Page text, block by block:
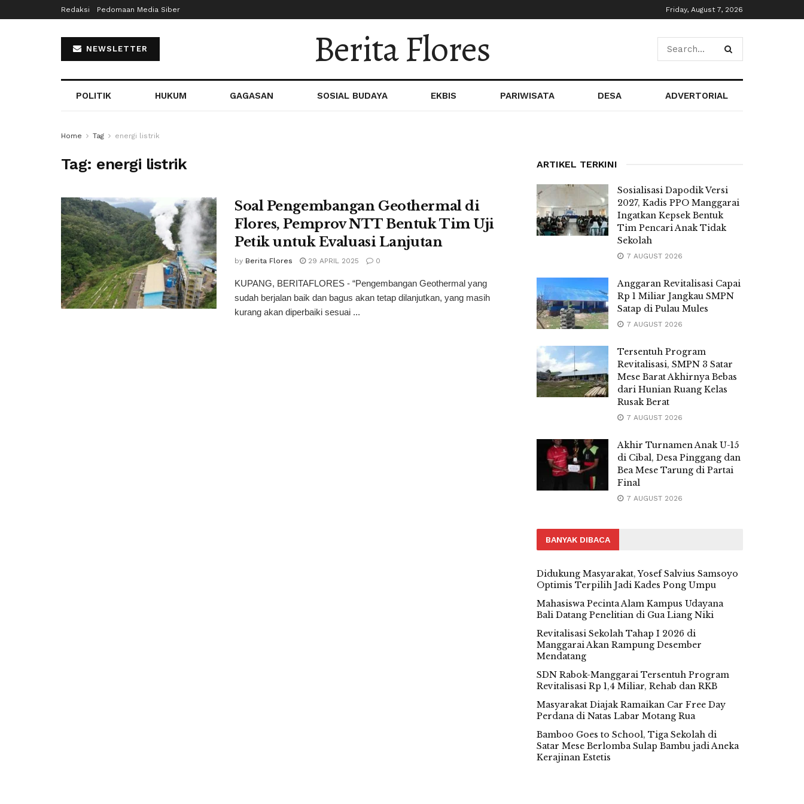
Redaksi Pedomaan Media Siber Friday, August 7, 2026
NEWSLETTER Berita Flores
POLITIK HUKUM GAGASAN SOSIAL BUDAYA EKBIS PARIWISATA DESA ADVERTORIAL
Home Tag energi listrik
Tag: energi listrik
Soal Pengembangan Geothermal di
Flores, Pemprov NTT Bentuk Tim Uji
Petik untuk Evaluasi Lanjutan
by Berita Flores 29 APRIL 2025 0
KUPANG, BERITAFLORES - “Pengembangan Geothermal yang
sudah berjalan baik dan bagus akan tetap dilanjutkan, yang masih
kurang akan diperbaiki sesuai ...
ARTIKEL TERKINI
Sosialisasi Dapodik Versi
2027, Kadis PPO Manggarai
Ingatkan Kepsek Bentuk
Tim Pencari Anak Tidak
Sekolah
7 AUGUST 2026
Anggaran Revitalisasi Capai
Rp 1 Miliar Jangkau SMPN
Satap di Pulau Mules
7 AUGUST 2026
Tersentuh Program
Revitalisasi, SMPN 3 Satar
Mese Barat Akhirnya Bebas
dari Hunian Ruang Kelas
Rusak Berat
7 AUGUST 2026
Akhir Turnamen Anak U-15
di Cibal, Desa Pinggang dan
Bea Mese Tarung di Partai
Final
7 AUGUST 2026
BANYAK DIBACA
Didukung Masyarakat, Yosef Salvius Samsoyo
Optimis Terpilih Jadi Kades Pong Umpu
Mahasiswa Pecinta Alam Kampus Udayana
Bali Datang Penelitian di Gua Liang Niki
Revitalisasi Sekolah Tahap I 2026 di
Manggarai Akan Rampung Desember
Mendatang
SDN Rabok-Manggarai Tersentuh Program
Revitalisasi Rp 1,4 Miliar, Rehab dan RKB
Masyarakat Diajak Ramaikan Car Free Day
Perdana di Natas Labar Motang Rua
Bamboo Goes to School, Tiga Sekolah di
Satar Mese Berlomba Sulap Bambu jadi Aneka
Kerajinan Estetis